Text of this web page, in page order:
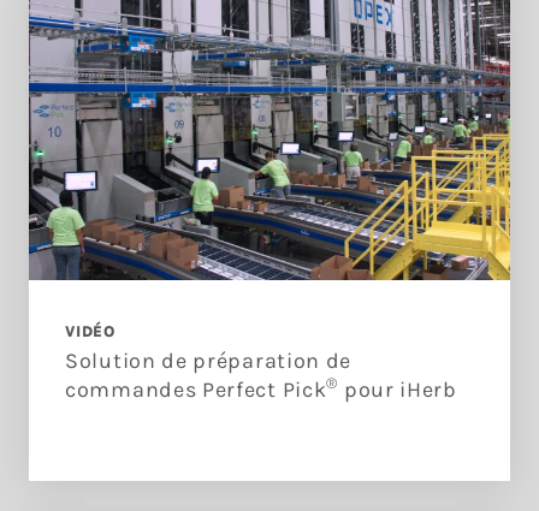
VIDÉO
Solution de préparation de
commandes Perfect Pick® pour iHerb